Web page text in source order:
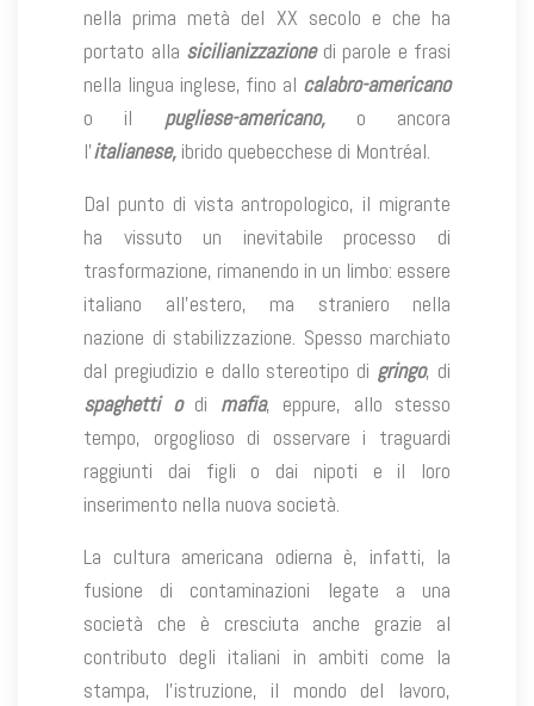
nella prima metà del XX secolo e che ha
portato alla sicilianizzazionedi parole e frasi
nella lingua inglese, fino al calabro-americano
o il pugliese-americano, o ancora
l’italianese, ibrido quebecchese di Montréal.
Dal punto di vista antropologico, il migrante
ha vissuto un inevitabile processo di
trasformazione, rimanendo in un limbo: essere
italiano all’estero, ma straniero nella
nazione di stabilizzazione. Spesso marchiato
dal pregiudizio e dallo stereotipo di gringo, di
spaghetti odi mafia, eppure, allo stesso
tempo, orgoglioso di osservare i traguardi
raggiunti dai figli o dai nipoti e il loro
inserimento nella nuova società.
La cultura americana odierna è, infatti, la
fusione di contaminazioni legate a una
società che è cresciuta anche grazie al
contributo degli italiani in ambiti come la
stampa, l’istruzione, il mondo del lavoro,